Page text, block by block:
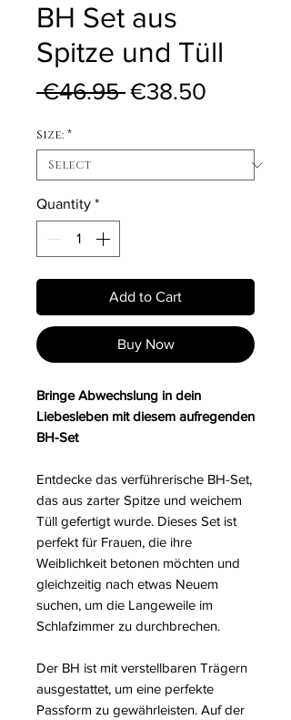
BH Set aus
Spitze und Tüll
€46.95 Regular Price
€38.50
Size: *
Quantity *
Add to Cart
Buy Now
Bringe Abwechslung in dein
Liebesleben mit diesem aufregenden
BH-Set
Entdecke das verführerische BH-Set,
das aus zarter Spitze und weichem
Tüll gefertigt wurde. Dieses Set ist
perfekt für Frauen, die ihre
Weiblichkeit betonen möchten und
gleichzeitig nach etwas Neuem
suchen, um die Langeweile im
Schlafzimmer zu durchbrechen.
Der BH ist mit verstellbaren Trägern
ausgestattet, um eine perfekte
Passform zu gewährleisten. Auf der